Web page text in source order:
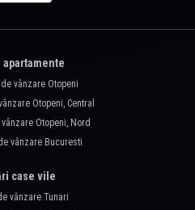
apartamente
vânzare Otopeni
Otopeni, Central
Otopeni, Nord
vânzare Bucuresti
case vile
vânzare Tunari